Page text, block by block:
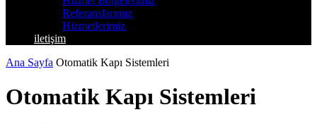
Referanslarımız
Hizmetlerimiz
iletişim
Ana Sayfa Otomatik Kapı Sistemleri
Otomatik Kapı Sistemleri